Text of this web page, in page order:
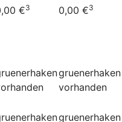
€3 0,00 €3
gruenerhaken
vorhanden
gruenerhaken